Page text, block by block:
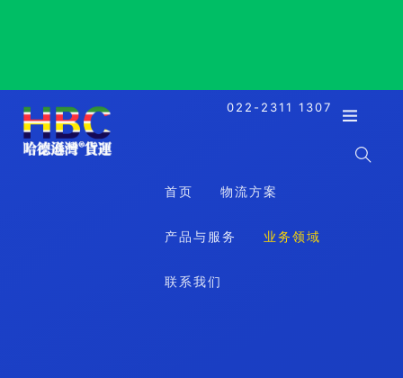
022-2311 1307
首页 物流方案
产品与服务 业务领域
联系我们